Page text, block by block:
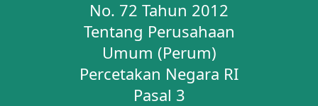
No. 72 Tahun 2012
Tentang Perusahaan
Umum (Perum)
Percetakan Negara RI
Pasal 3